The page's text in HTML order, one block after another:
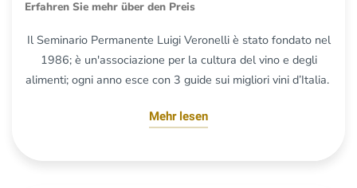
Erfahren Sie mehr über den Preis
Il Seminario Permanente Luigi Veronelli è stato fondato nel
1986; è un'associazione per la cultura del vino e degli
alimenti; ogni anno esce con 3 guide sui migliori vini d’Italia.
Mehr lesen